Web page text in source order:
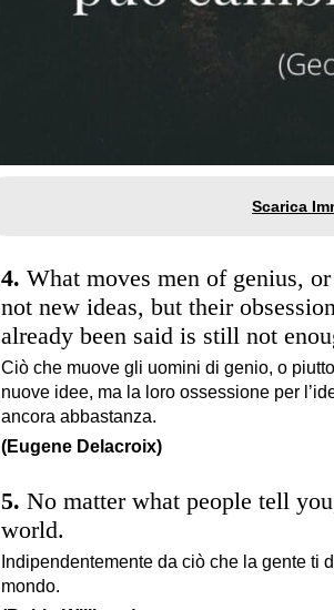
What moves men of genius,
not new ideas, but their
already been said is still not
Ciò che muove gli uomini di genio, o
nuove idee, ma la loro ossessione per
ancora abbastanza.
(Eugene Delacroix)
No matter what people tell
world.
Indipendentemente da ciò che la gente ti
mondo.